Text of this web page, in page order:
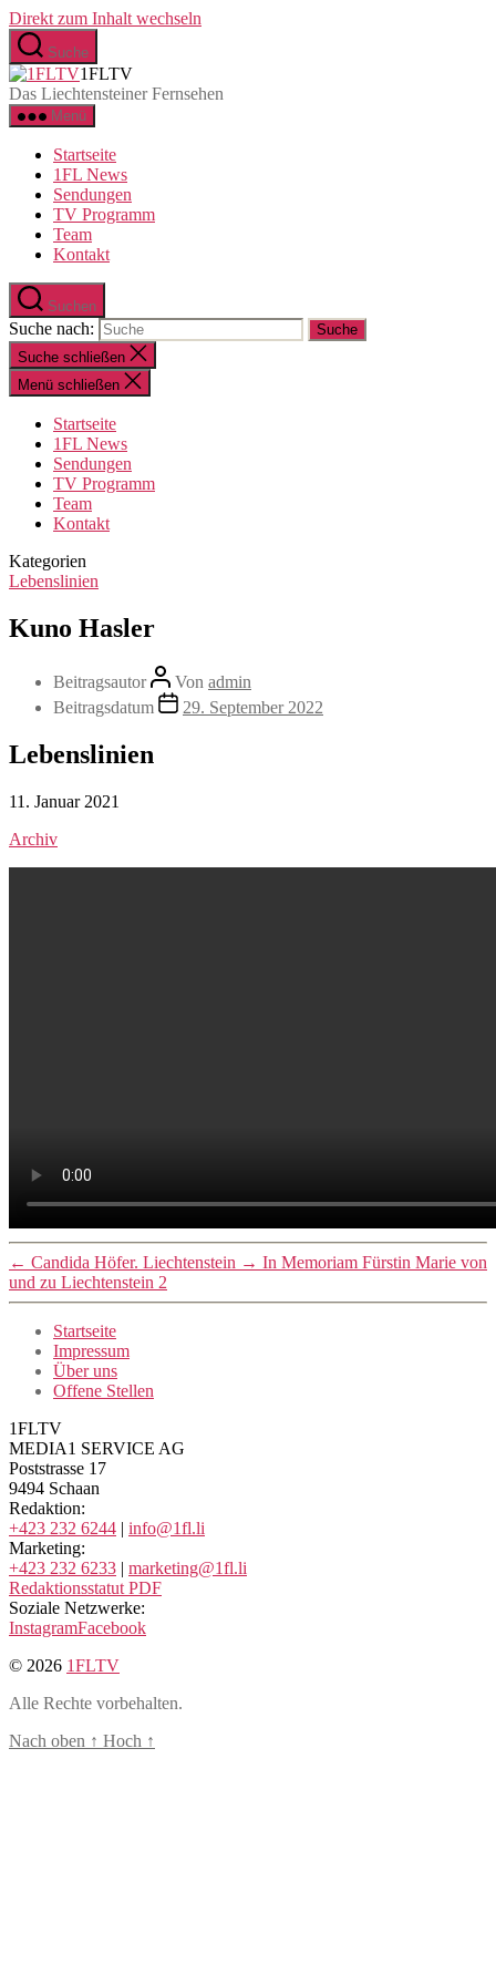
Direkt zum Inhalt wechseln
Suche
1FLTV
Das Liechtensteiner Fernsehen
Menü
Startseite
1FL News
Sendungen
TV Programm
Team
Kontakt
Suchen
Suche nach:
Suche schließen
Menü schließen
Startseite
1FL News
Sendungen
TV Programm
Team
Kontakt
Kategorien
Lebenslinien
Kuno Hasler
Beitragsautor Von admin
Beitragsdatum
29. September 2022
Lebenslinien
11. Januar 2021
Archiv
← Candida Höfer. Liechtenstein → In Memoriam Fürstin Marie von
und zu Liechtenstein 2
Startseite
Impressum
Über uns
Offene Stellen
1FLTV
MEDIA1 SERVICE AG
Poststrasse 17
9494 Schaan
Redaktion:
+423 232 6244 | info@1fl.li
Marketing:
+423 232 6233 | marketing@1fl.li
Redaktionsstatut PDF
Soziale Netzwerke:
InstagramFacebook
© 2026 1FLTV
Alle Rechte vorbehalten.
Nach oben ↑ Hoch ↑